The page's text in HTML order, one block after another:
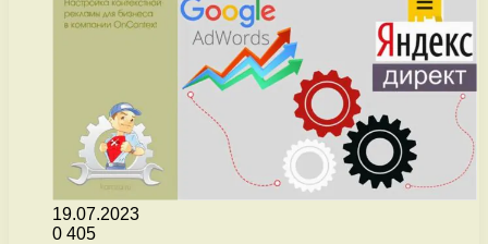
19.07.2023
0 405